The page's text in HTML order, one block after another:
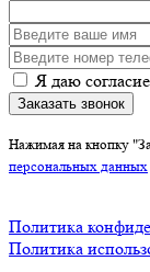
Я даю
Заказать звонок
Нажимая на кнопку
персональных данных
Политика
Политика